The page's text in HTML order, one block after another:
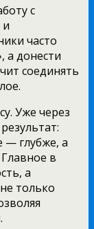
с
часто
а донести
соединять
Уже через
— глубже, а
в
а
только